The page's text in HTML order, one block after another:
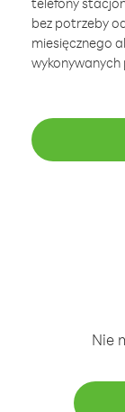
bez potrzeby
miesięcznego
wykonywanych
Nie